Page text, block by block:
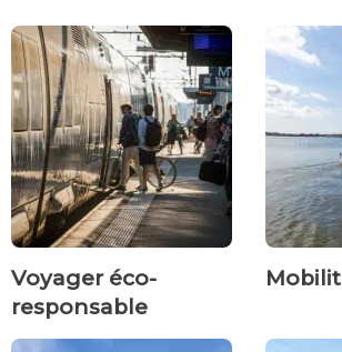
Voyager éco-
responsable